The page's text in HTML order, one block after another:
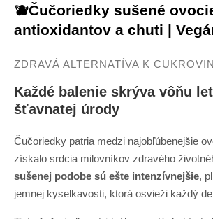
🫐Čučoriedky sušené
antioxidantov a chuti |
ZDRAVÁ ALTERNATÍVA K
Každé balenie skrýva vôňu
šťavnatej úrody
Čučoriedky patria medzi najobľúbenejšie
získalo srdcia milovníkov zdravého
sušenej podobe sú ešte intenzívnejšie,
jemnej kyselkavosti, ktorá osvieži každý